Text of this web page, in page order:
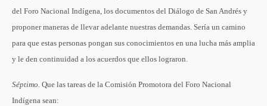
del Foro Nacional Indígena, los documentos del Diálogo de San Andrés y
proponer maneras de llevar adelante nuestras demandas. Sería un camino
para que estas personas pongan sus conocimientos en una lucha más amplia
y le den continuidad a los acuerdos que ellos lograron.
Séptimo. Que las tareas de la Comisión Promotora del Foro Nacional
Indígena sean: